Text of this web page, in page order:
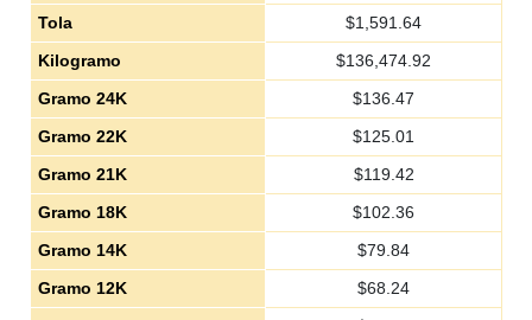
Tola
$1,591.64
Kilogramo
$136,474.92
Gramo 24K
$136.47
Gramo 22K
$125.01
Gramo 21K
$119.42
Gramo 18K
$102.36
Gramo 14K
$79.84
Gramo 12K
$68.24